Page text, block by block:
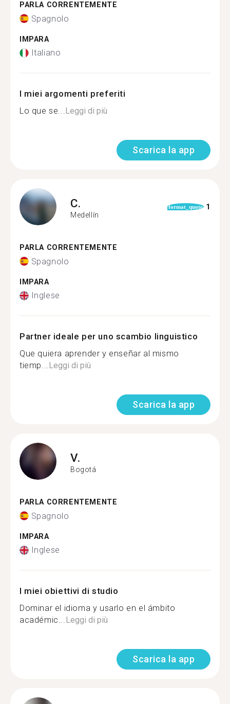
PARLA CORRENTEMENTE
Spagnolo
IMPARA
Italiano
I miei argomenti preferiti
Lo que se...Leggi di più
Scarica la app
C.
Medellín
format_quote 1
PARLA CORRENTEMENTE
Spagnolo
IMPARA
Inglese
Partner ideale per uno scambio linguistico
Que quiera aprender y enseñar al mismo
tiemp...Leggi di più
Scarica la app
V.
Bogotá
PARLA CORRENTEMENTE
Spagnolo
IMPARA
Inglese
I miei obiettivi di studio
Dominar el idioma y usarlo en el ámbito
académic...Leggi di più
Scarica la app